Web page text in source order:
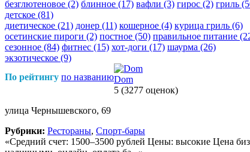
безглютеновое (2) блинное (17) вафли (3) гирос (2) гриль
детское (81)
диетическое (21) донер (11) кошерное (4) курица гриль (6)
осетинские пироги (2) постное (50) правильное питание
сезонное (84) фитнес (15) хот-доги (17) шаурма (26)
экзотическое (9)
По рейтингу по названиюDom
5 (3277 оценок)
улица Чернышевского, 69
Рубрики: Рестораны, Спорт-бары
«Средний счет: 1500–3500 рублей Цены: высокие Цена